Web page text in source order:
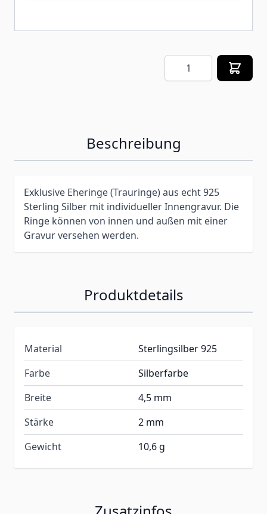
Menge
Beschreibung
Exklusive Eheringe (Trauringe) aus echt 925
Sterling Silber mit individueller Innengravur. Die
Ringe können von innen und außen mit einer
Gravur versehen werden.
Produktdetails
Material
Sterlingsilber 925
Farbe
Silberfarbe
Breite
4,5 mm
Stärke
2 mm
Gewicht
10,6 g